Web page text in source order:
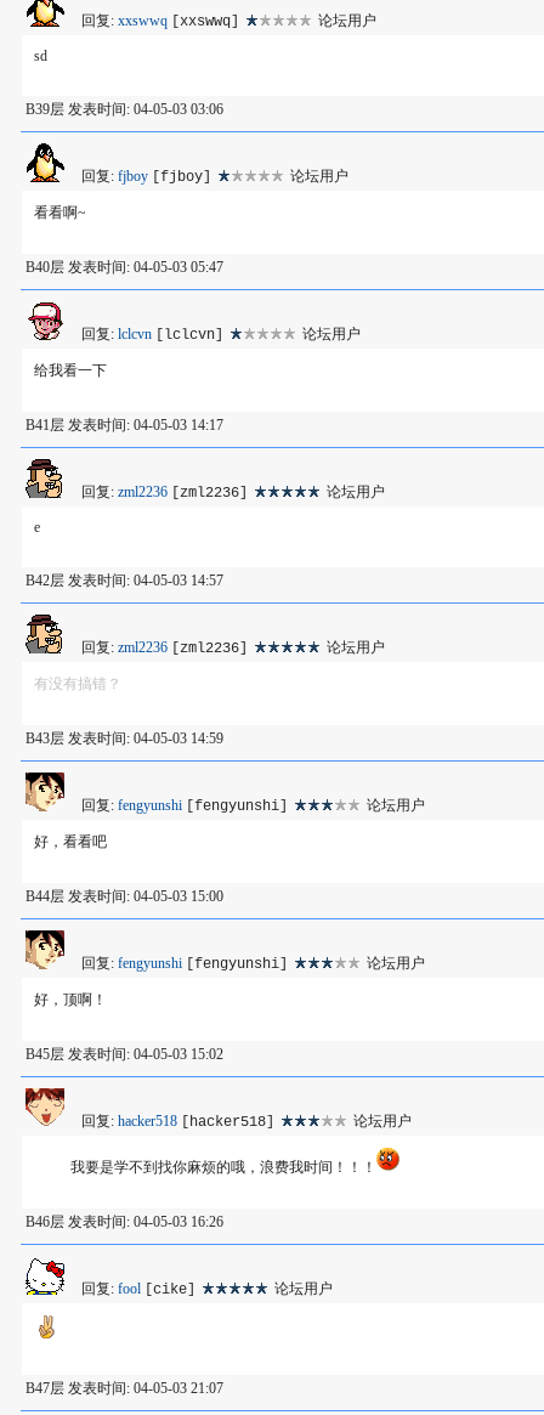
回复: xxswwq [xxswwq] 论坛用户
sd
B39层 发表时间: 04-05-03 03:06
回复: fjboy [fjboy] 论坛用户
看看啊~
B40层 发表时间: 04-05-03 05:47
回复: lclcvn [lclcvn] 论坛用户
给我看一下
B41层 发表时间: 04-05-03 14:17
回复: zml2236 [zml2236] 论坛用户
e
B42层 发表时间: 04-05-03 14:57
回复: zml2236 [zml2236] 论坛用户
有没有搞错？
B43层 发表时间: 04-05-03 14:59
回复: fengyunshi [fengyunshi] 论坛用户
好，看看吧
B44层 发表时间: 04-05-03 15:00
回复: fengyunshi [fengyunshi] 论坛用户
好，顶啊！
B45层 发表时间: 04-05-03 15:02
回复: hacker518 [hacker518] 论坛用户
我要是学不到找你麻烦的哦，浪费我时间！！！
B46层 发表时间: 04-05-03 16:26
回复: fool [cike] 论坛用户
B47层 发表时间: 04-05-03 21:07